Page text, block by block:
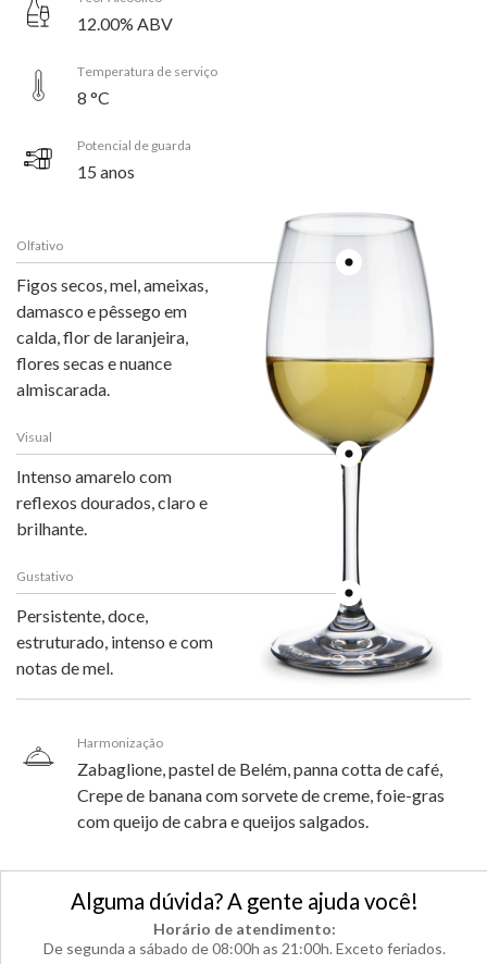
12.00% ABV
Temperatura de serviço
8 °C
Potencial de guarda
15 anos
Olfativo
Figos secos, mel, ameixas,
damasco e pêssego em
calda, flor de laranjeira,
flores secas e nuance
almiscarada.
Visual
Intenso amarelo com
reflexos dourados, claro e
brilhante.
Gustativo
Persistente, doce,
estruturado, intenso e com
notas de mel.
Harmonização
Zabaglione, pastel de Belém, panna cotta de café,
Crepe de banana com sorvete de creme, foie-gras
com queijo de cabra e queijos salgados.
Alguma dúvida? A gente ajuda você!
Horário de atendimento:
De segunda a sábado de 08:00h as 21:00h. Exceto feriados.